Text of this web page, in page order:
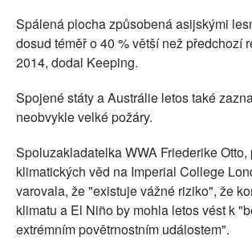
Spálená plocha způsobená asijskými
dosud téměř o 40 % větší než předchozí
2014, dodal Keeping.
Spojené státy a Austrálie letos také
neobvykle velké požáry.
Spoluzakladatelka WWA Friederike Otto,
klimatických věd na Imperial College
varovala, že "existuje vážné riziko", že
klimatu a El Niño by mohla letos vést k
extrémním povětrnostním událostem".